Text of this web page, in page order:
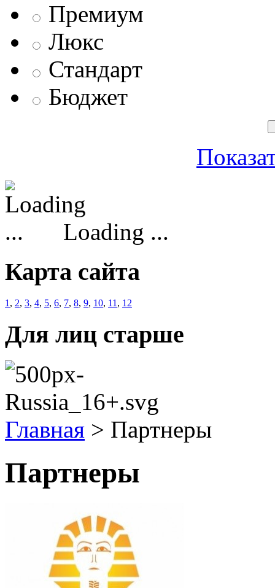
Премиум
Люкс
Стандарт
Бюджет
Loading ...
Карта сайта
1 , 2, 3, 4, 5, 6, 7, 8, 9, 10, 11 , 12
Для лиц старше
Главная > Партнеры
Партнеры